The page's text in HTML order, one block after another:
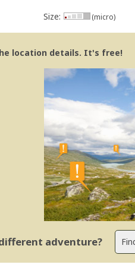
Size: (micro)
location details. It's free!
adventure?